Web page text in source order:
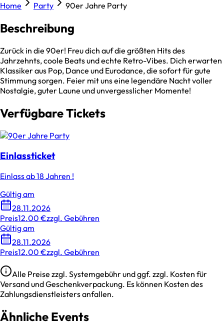
Home Party 90er Jahre Party
Beschreibung
Zurück in die 90er! Freu dich auf die größten Hits des
Jahrzehnts, coole Beats und echte Retro-Vibes. Dich erwarten
Klassiker aus Pop, Dance und Eurodance, die sofort für gute
Stimmung sorgen. Feier mit uns eine legendäre Nacht voller
Nostalgie, guter Laune und unvergesslicher Momente!
Verfügbare Tickets
Einlassticket
Einlass ab 18 Jahren !
Gültig am
28.11.2026
Preis12.00 €zzgl. Gebühren
Gültig am
28.11.2026
Preis12.00 €zzgl. Gebühren
Alle Preise zzgl. Systemgebühr und ggf. zzgl. Kosten für
Versand und Geschenkverpackung. Es können Kosten des
Zahlungsdienstleisters anfallen.
Ähnliche Events